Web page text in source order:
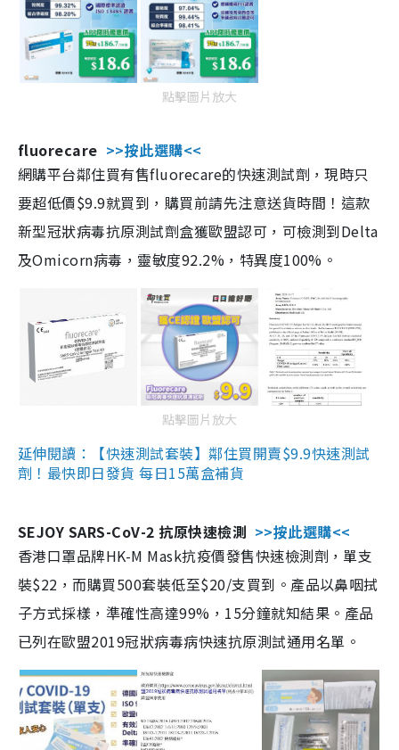
點擊圖片放大
fluorecare >>按此選購<<
網購平台鄰住買有售fluorecare的快速測試劑，現時只
要超低價$9.9就買到，購買前請先注意送貨時間！這款
新型冠狀病毒抗原測試劑盒獲歐盟認可，可檢測到Delta
及Omicorn病毒，靈敏度92.2%，特異度100%。
點擊圖片放大
延伸閱讀：【快速測試套裝】鄰住買開賣$9.9快速測試
劑！最快即日發貨 每日15萬盒補貨
SEJOY SARS-CoV-2 抗原快速檢測 >>按此選購<<
香港口罩品牌HK-M Mask抗疫價發售快速檢測劑，單支
裝$22，而購買500套裝低至$20/支買到。產品以鼻咽拭
子方式採樣，準確性高達99%，15分鐘就知結果。產品
已列在歐盟2019冠狀病毒病快速抗原測試通用名單。